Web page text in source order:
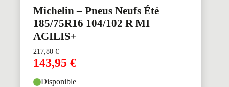
Michelin – Pneus Neufs Été
185/75R16 104/102 R MI
AGILIS+
217,80€
143,95 €
Disponible